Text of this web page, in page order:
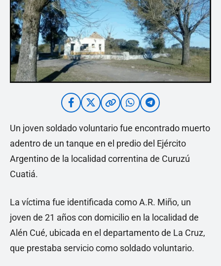
Un joven soldado voluntario fue encontrado muerto
adentro de un tanque en el predio del Ejército
Argentino de la localidad correntina de Curuzú
Cuatiá.
La víctima fue identificada como A.R. Miño, un
joven de 21 años con domicilio en la localidad de
Alén Cué, ubicada en el departamento de La Cruz,
que prestaba servicio como soldado voluntario.